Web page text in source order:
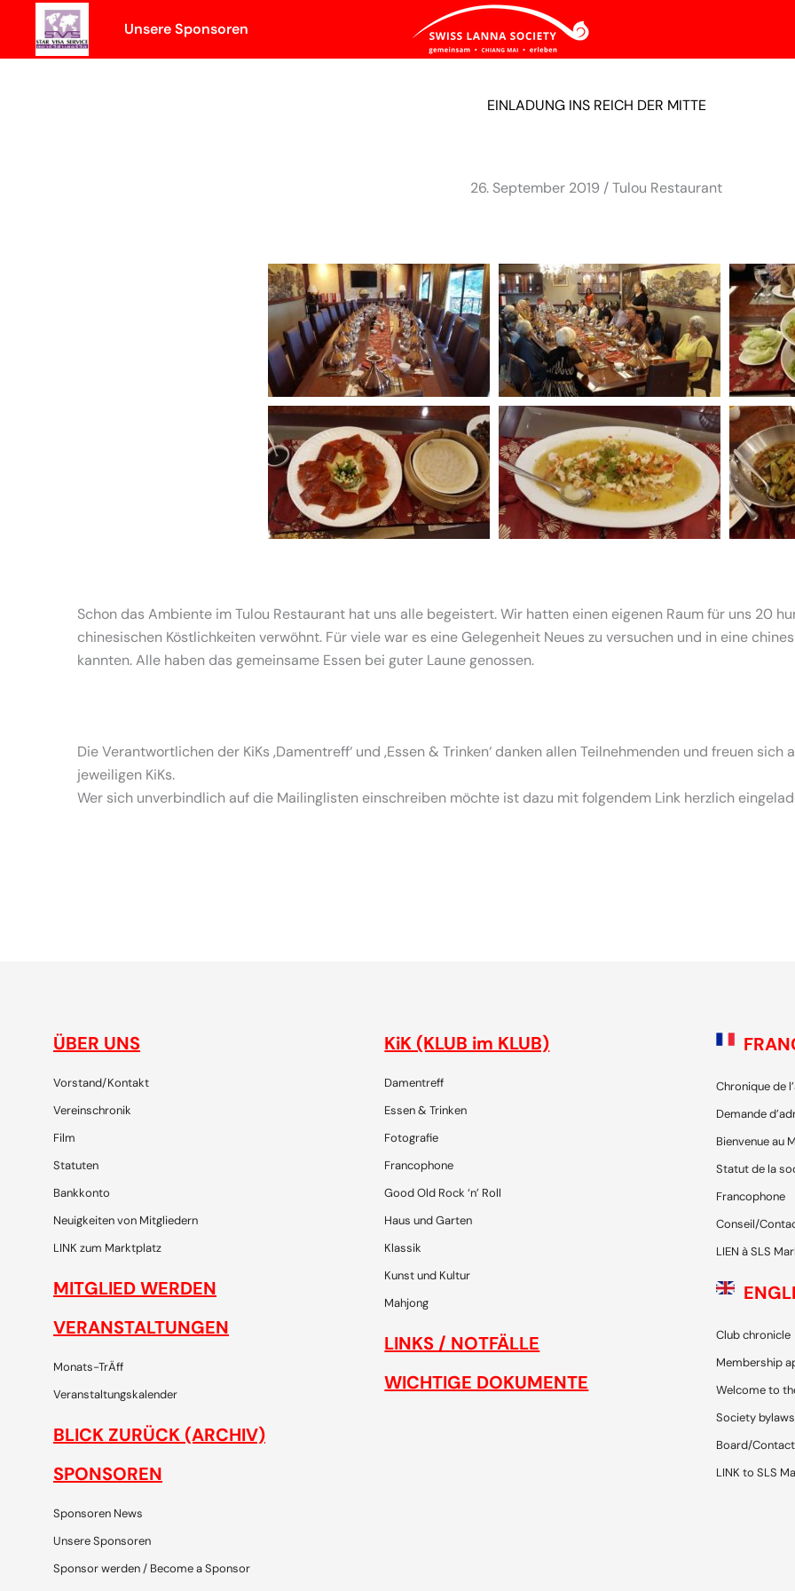
content
Unsere Sponsoren
EINLADUNG INS REICH DER MITTE
26. September 2019 / Tulou Restaurant
Schon das Ambiente im Tulou Restaurant hat uns alle begeistert. Wir hatten einen eigenen Raum für uns 20
chinesischen Köstlichkeiten verwöhnt. Für viele war es eine Gelegenheit Neues zu versuchen und in eine
kannten. Alle haben das gemeinsame Essen bei guter Laune genossen.
Die Verantwortlichen der KiKs ‚Damentreff‘ und ‚Essen & Trinken‘ danken allen Teilnehmenden und freuen
jeweiligen KiKs.
Wer sich unverbindlich auf die Mailinglisten einschreiben möchte ist dazu mit folgendem Link herzlich
ÜBER UNS
Vorstand/Kontakt
Vereinschronik
Film
Statuten
Bankkonto
Neuigkeiten von Mitgliedern
LINK zum Marktplatz
MITGLIED WERDEN
VERANSTALTUNGEN
Monats-TrÄff
Veranstaltungskalender
BLICK ZURÜCK (ARCHIV)
SPONSOREN
Sponsoren News
Unsere Sponsoren
Sponsor werden / Become a Sponsor
KiK (KLUB im KLUB)
Damentreff
Essen & Trinken
Fotografie
Francophone
Good Old Rock ‘n’ Roll
Haus und Garten
Klassik
Kunst und Kultur
Mahjong
LINKS / NOTFÄLLE
WICHTIGE DOKUMENTE
Chronique de
Demande
Bienvenue au
Statut de la
Francophone
Conseil/
LIEN à SLS
Club chronicle
Membership
Welcome to
Society bylaws
Board/Contact
LINK to SLS